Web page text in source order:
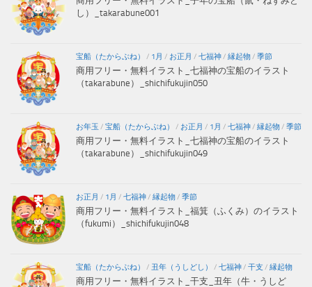
し）_takarabune001
宝船（たからぶね） / 1月 / お正月 / 七福神/ 縁起物/ 季節
商用フリー・無料イラスト_七福神の宝船のイラスト
（takarabune）_shichifukujin050
お年玉 / 宝船（たからぶね） / お正月 / 1月 / 七福神/ 縁起物/ 季節
商用フリー・無料イラスト_七福神の宝船のイラスト
（takarabune）_shichifukujin049
お正月 / 1月 / 七福神/ 縁起物/ 季節
商用フリー・無料イラスト_福箕（ふくみ）のイラスト
（fukumi）_shichifukujin048
宝船（たからぶね） / 丑年（うしどし） / 七福神/ 干支 / 縁起物
商用フリー・無料イラスト_干支_丑年（牛・うしど